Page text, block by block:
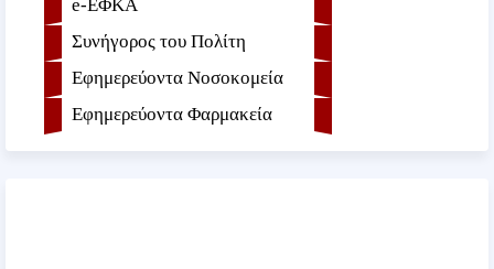
e-ΕΦKA
Συνήγορος του Πολίτη
Εφημερεύοντα Νοσοκομεία
Εφημερεύοντα Φαρμακεία